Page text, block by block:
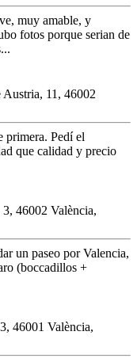
muy amable, y
fotos porque serian de
Austria, 11, 46002
primera. Pedí el
que calidad y precio
46002 València,
un paseo por Valencia,
(boccadillos +
46001 València,